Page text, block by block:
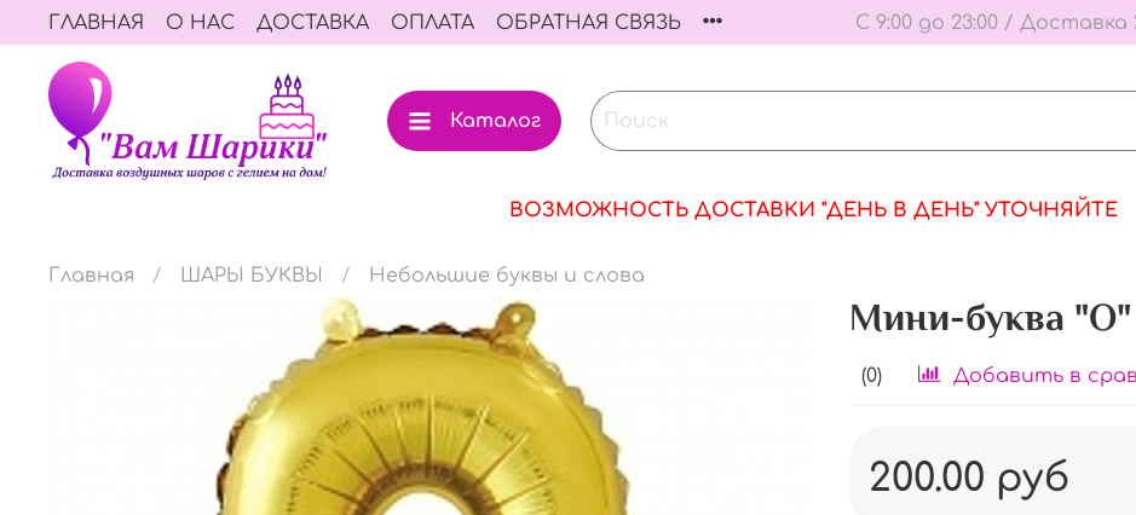
ГЛАВНАЯ О НАС ДОСТАВКА ОПЛАТА ОБРАТНАЯ СВЯЗЬ С 9:00 до 23:00 / Доставка
Каталог
ВОЗМОЖНОСТЬ ДОСТАВКИ "ДЕНЬ В ДЕНЬ" УТОЧНЯЙТЕ
Главная ШАРЫ БУКВЫ Небольшие буквы и слова
Мини-буква "О"
(0) Добавить в
200.00 руб